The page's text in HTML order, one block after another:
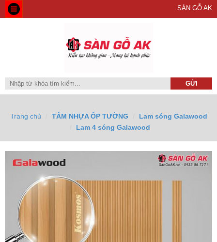
SÀN GỖ AK
Trang chủ TẤM NHỰA ỐP TƯỜNG
Lam sóng Galawood
Lam 4 sóng Galawood